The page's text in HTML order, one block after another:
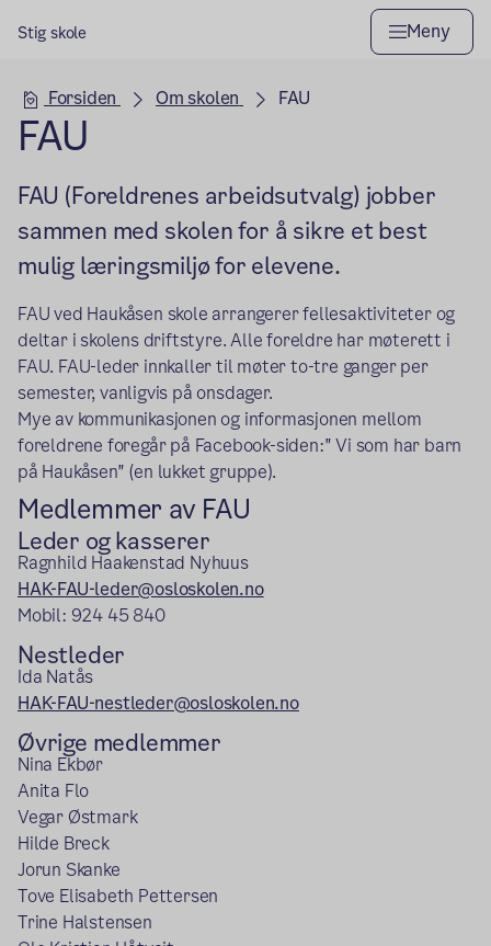
Stig skole Meny
Hovedseksjon
Forsiden Om skolen FAU
FAU
FAU (Foreldrenes arbeidsutvalg) jobber
sammen med skolen for å sikre et best
mulig læringsmiljø for elevene.
FAU ved Haukåsen skole arrangerer fellesaktiviteter og
deltar i skolens driftstyre. Alle foreldre har møterett i
FAU. FAU-leder innkaller til møter to-tre ganger per
semester, vanligvis på onsdager.
Mye av kommunikasjonen og informasjonen mellom
foreldrene foregår på Facebook-siden:" Vi som har barn
på Haukåsen" (en lukket gruppe).
Medlemmer av FAU
Leder og kasserer
Ragnhild Haakenstad Nyhuus
HAK-FAU-leder@osloskolen.no
Mobil: 924 45 840
Nestleder
Ida Natås
HAK-FAU-nestleder@osloskolen.no
Øvrige medlemmer
Nina Ekbør
Anita Flo
Vegar Østmark
Hilde Breck
Jorun Skanke
Tove Elisabeth Pettersen
Trine Halstensen